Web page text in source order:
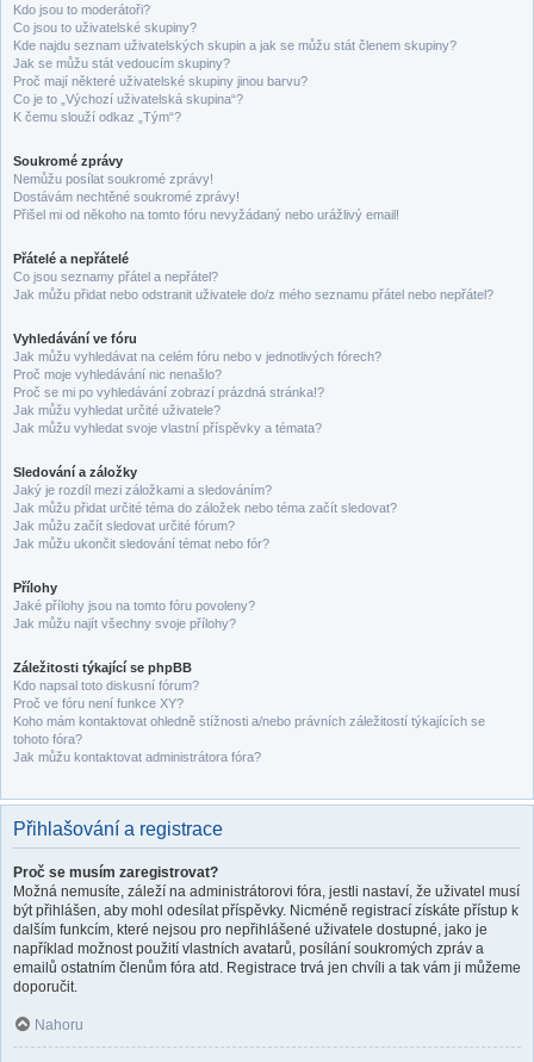
Kdo jsou to moderátoři?
Co jsou to uživatelské skupiny?
Kde najdu seznam uživatelských skupin a jak se můžu stát členem skupiny?
Jak se můžu stát vedoucím skupiny?
Proč mají některé uživatelské skupiny jinou barvu?
Co je to „Výchozí uživatelská skupina“?
K čemu slouží odkaz „Tým“?
Soukromé zprávy
Nemůžu posílat soukromé zprávy!
Dostávám nechtěné soukromé zprávy!
Přišel mi od někoho na tomto fóru nevyžádaný nebo urážlivý email!
Přátelé a nepřátelé
Co jsou seznamy přátel a nepřátel?
Jak můžu přidat nebo odstranit uživatele do/z mého seznamu přátel nebo nepřátel?
Vyhledávání ve fóru
Jak můžu vyhledávat na celém fóru nebo v jednotlivých fórech?
Proč moje vyhledávání nic nenašlo?
Proč se mi po vyhledávání zobrazí prázdná stránka!?
Jak můžu vyhledat určité uživatele?
Jak můžu vyhledat svoje vlastní příspěvky a témata?
Sledování a záložky
Jaký je rozdíl mezi záložkami a sledováním?
Jak můžu přidat určité téma do záložek nebo téma začít sledovat?
Jak můžu začít sledovat určité fórum?
Jak můžu ukončit sledování témat nebo fór?
Přílohy
Jaké přílohy jsou na tomto fóru povoleny?
Jak můžu najít všechny svoje přílohy?
Záležitosti týkající se phpBB
Kdo napsal toto diskusní fórum?
Proč ve fóru není funkce XY?
Koho mám kontaktovat ohledně stížnosti a/nebo právních záležitostí týkajících se
tohoto fóra?
Jak můžu kontaktovat administrátora fóra?
Přihlašování a registrace
Proč se musím zaregistrovat?
Možná nemusíte, záleží na administrátorovi fóra, jestli nastaví, že uživatel musí
být přihlášen, aby mohl odesílat příspěvky. Nicméně registrací získáte přístup k
dalším funkcím, které nejsou pro nepřihlášené uživatele dostupné, jako je
například možnost použití vlastních avatarů, posílání soukromých zpráv a
emailů ostatním členům fóra atd. Registrace trvá jen chvíli a tak vám ji můžeme
doporučit.
Nahoru